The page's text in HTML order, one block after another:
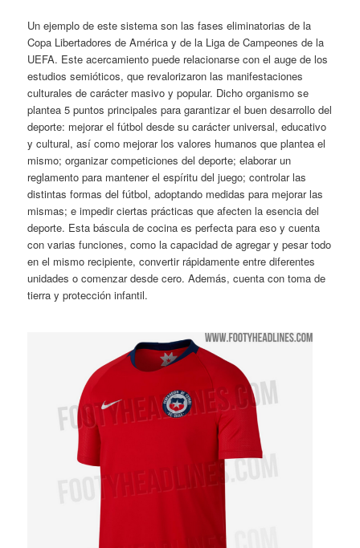
Un ejemplo de este sistema son las fases eliminatorias de la
Copa Libertadores de América y de la Liga de Campeones de la
UEFA. Este acercamiento puede relacionarse con el auge de los
estudios semióticos, que revalorizaron las manifestaciones
culturales de carácter masivo y popular. Dicho organismo se
plantea 5 puntos principales para garantizar el buen desarrollo del
deporte: mejorar el fútbol desde su carácter universal, educativo
y cultural, así como mejorar los valores humanos que plantea el
mismo; organizar competiciones del deporte; elaborar un
reglamento para mantener el espíritu del juego; controlar las
distintas formas del fútbol, adoptando medidas para mejorar las
mismas; e impedir ciertas prácticas que afecten la esencia del
deporte. Esta báscula de cocina es perfecta para eso y cuenta
con varias funciones, como la capacidad de agregar y pesar todo
en el mismo recipiente, convertir rápidamente entre diferentes
unidades o comenzar desde cero. Además, cuenta con toma de
tierra y protección infantil.